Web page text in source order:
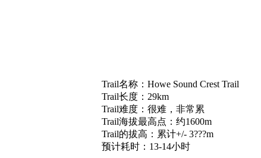
Trail名称：Howe Sound Crest Trail
Trail长度：29km
Trail难度：很难，非常累
Trail海拔最高点：约1600m
Trail的拔高：累计+/- 3???m
预计耗时：13-14小时